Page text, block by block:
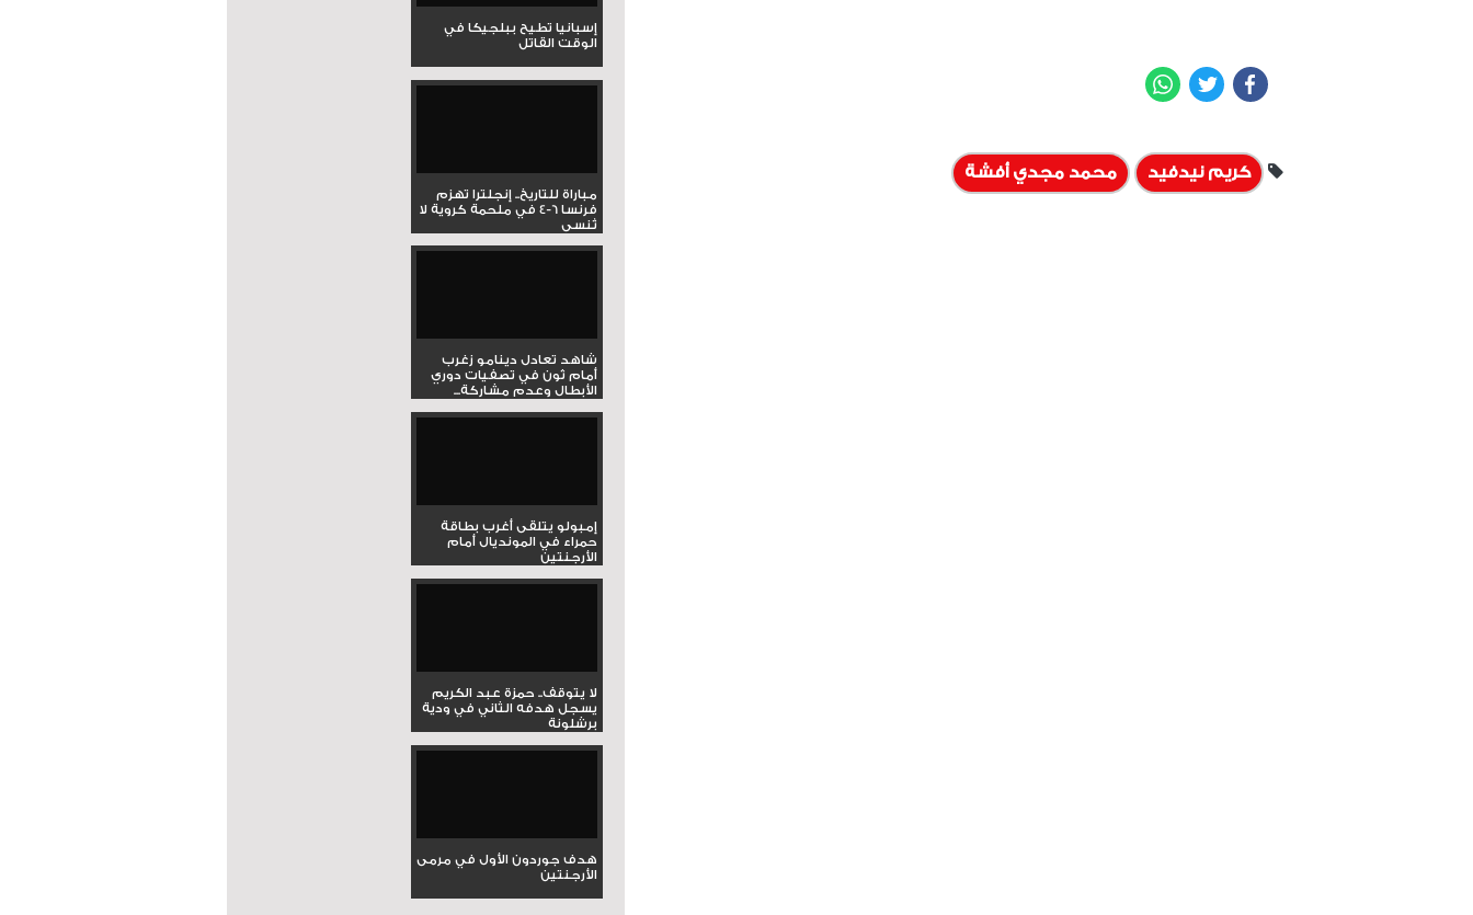
Facebook
Twitter
كريم نيدفيد محمد مجدي أفشة
إسبانيا تطيح ببلجيكا في
الوقت القاتل
مباراة للتاريخ.. إنجلترا تهزم
فرنسا 6-4 في ملحمة كروية لا
تُنسى
شاهد تعادل دينامو زغرب
أمام ثون في تصفيات دوري
الأبطال وعدم مشاركة...
إمبولو يتلقى أغرب بطاقة
حمراء في المونديال أمام
الأرجنتين
لا يتوقف.. حمزة عبد الكريم
يسجل هدفه الثاني في ودية
برشلونة
هدف جوردون الأول في مرمى
الأرجنتين